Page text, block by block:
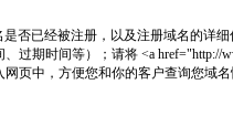
否已经被注册，以及注册域名的详
过期时间等）；请将 <a href="http://
网页中，方便您和你的客户查询您域